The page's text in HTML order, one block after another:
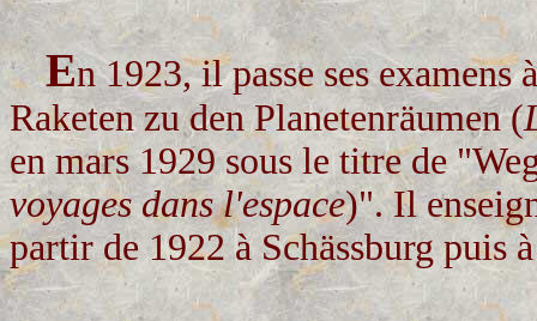
En 1923, il passe ses
Raketen zu den Planetenräumen (
en mars 1929 sous le titre de
voyages dans l'espace)". Il
partir de 1922 à Schässburg puis